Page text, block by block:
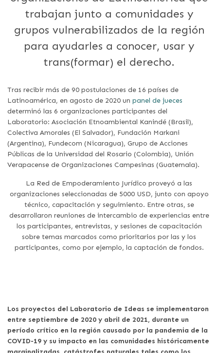
trabajan junto a comunidades y
grupos vulnerabilizados de la región
para ayudarles a conocer, usar y
trans(formar) el derecho.
Tras recibir más de 90 postulaciones de 16 países de
Latinoamérica, en agosto de 2020 un panel de jueces
determinó las 6 organizaciones participantes del
Laboratorio: Asociación Etnoambiental Kanindé (Brasil),
Colectiva Amorales (El Salvador), Fundación Markani
(Argentina), Fundecom (Nicaragua), Grupo de Acciones
Públicas de la Universidad del Rosario (Colombia), Unión
Verapacense de Organizaciones Campesinas (Guatemala).
La Red de Empoderamiento Jurídico proveyó a las
organizaciones seleccionadas de 5000 USD, junto con apoyo
técnico, capacitación y seguimiento. Entre otras, se
desarrollaron reuniones de intercambio de experiencias entre
los participantes, entrevistas, y sesiones de capacitación
sobre temas marcados como prioritarios por las y los
participantes, como por ejemplo, la captación de fondos.
Los proyectos del Laboratorio de Ideas se implementaron
entre septiembre de 2020 y abril de 2021, durante un
período crítico en la región causado por la pandemia de la
COVID-19 y su impacto en las comunidades históricamente